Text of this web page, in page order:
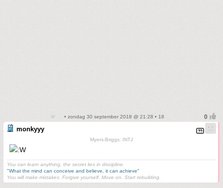
• zondag 30 september 2018 @ 21:28 • 18
monkyyy
Myers-Briggs: INTJ
You can learn anything, the secret lies in discipline.
"What the mind can conceive and believe, it can achieve"
You will make mistakes. Forgive yourself. Move on. Start rebuilding.